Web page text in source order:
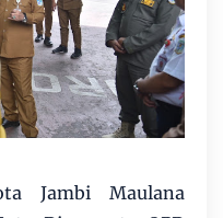
Jambi Maulana